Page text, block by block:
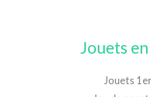
Jouets
Jouets